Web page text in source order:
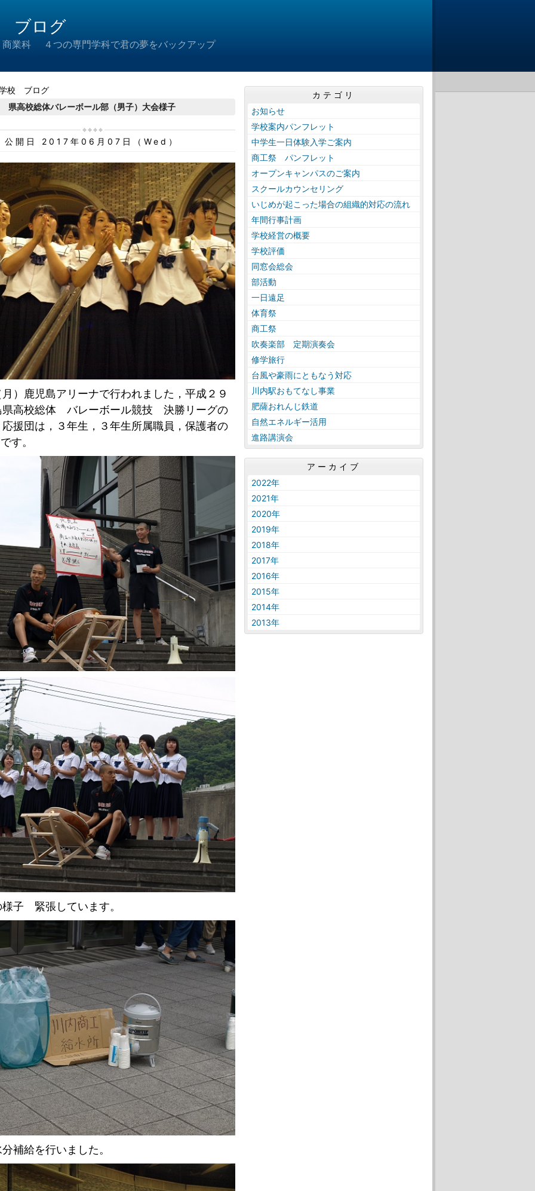
ブログ
科 ４つの専門学科で君の夢をバックアップ
校 ブログ
県高校総体バレーボール部（男子）大会様子
公開日 2017年06月07日（Wed）
）鹿児島アリーナで行われました，平成２９
県高校総体 バレーボール競技 決勝リーグの
援団は，３年生，３年生所属職員，保護者の
す。
子 緊張しています。
補給を行いました。
カテゴリ
お知らせ
学校案内パンフレット
中学生一日体験入学ご案内
商工祭 パンフレット
オープンキャンパスのご案内
スクールカウンセリング
いじめが起こった場合の組織的対応の流れ
年間行事計画
学校経営の概要
学校評価
同窓会総会
部活動
一日遠足
体育祭
商工祭
吹奏楽部 定期演奏会
修学旅行
台風や豪雨にともなう対応
川内駅おもてなし事業
肥薩おれんじ鉄道
自然エネルギー活用
進路講演会
アーカイブ
2022年
2021年
2020年
2019年
2018年
2017年
2016年
2015年
2014年
2013年